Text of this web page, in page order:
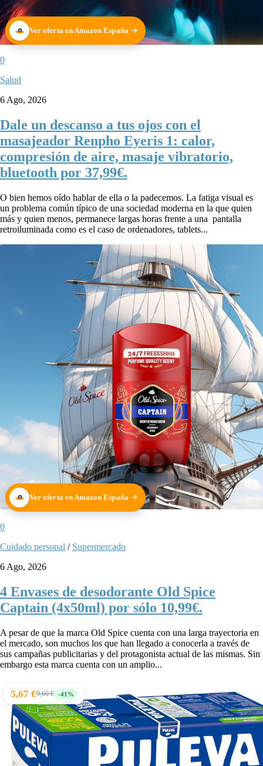
Ver oferta en Amazon España
0
Salud
6 Ago, 2026
Dale un descanso a tus ojos con el
masajeador Renpho Eyeris 1: calor,
compresión de aire, masaje vibratorio,
bluetooth por 37,99€.
O bien hemos oído hablar de ella o la padecemos. La fatiga visual es
un problema común típico de una sociedad moderna en la que quien
más y quien menos, permanece largas horas frente a una pantalla
retroiluminada como es el caso de ordenadores, tablets...
Ver oferta en Amazon España
0
Cuidado personal / Supermercado
6 Ago, 2026
4 Envases de desodorante Old Spice
Captain (4x50ml) por sólo 10,99€.
A pesar de que la marca Old Spice cuenta con una larga trayectoria en
el mercado, son muchos los que han llegado a conocerla a través de
sus campañas publicitarias y del protagonista actual de las mismas. Sin
embargo esta marca cuenta con un amplio...
5,67 €9,60 € -41%